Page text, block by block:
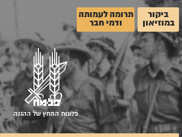
ביקור
במוזיאון
תרומה לעמותה
ודמי חבר
פלוגות המחץ של ההגנה